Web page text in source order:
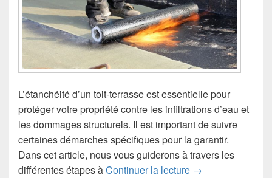
L’étanchéité d’un toit-terrasse est essentielle pour
protéger votre propriété contre les infiltrations d’eau et
les dommages structurels. Il est important de suivre
certaines démarches spécifiques pour la garantir.
Dans cet article, nous vous guiderons à travers les
différentes étapes àContinuer la lecture Étanchéifier un
→